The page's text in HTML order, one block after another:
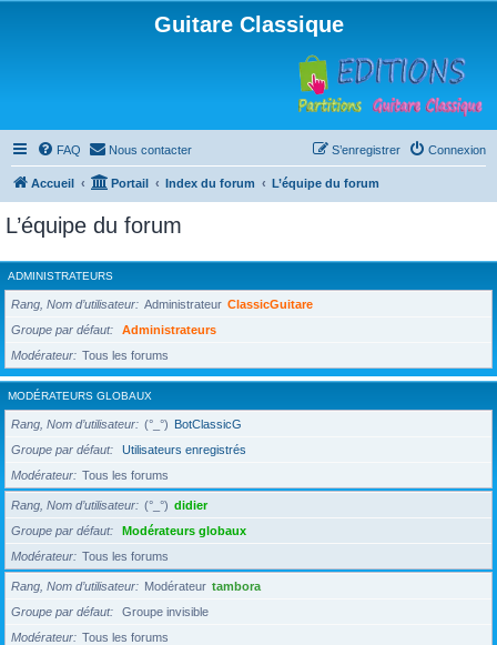
Guitare Classique
FAQ Nous contacter Connexion
S’enregistrer
Accueil Portail Index du forum L’équipe du forum
L’équipe du forum
ADMINISTRATEURS
Rang, Nom d’utilisateur Administrateur ClassicGuitare
Groupe par défaut
Administrateurs
Modérateur
Tous les forums
MODÉRATEURS GLOBAUX
Rang, Nom d’utilisateur (°_°) BotClassicG
Groupe par défaut
Utilisateurs enregistrés
Modérateur
Tous les forums
Rang, Nom d’utilisateur (°_°) didier
Groupe par défaut
Modérateurs globaux
Modérateur
Tous les forums
Rang, Nom d’utilisateur Modérateur tambora
Groupe par défaut
Groupe invisible
Modérateur
Tous les forums